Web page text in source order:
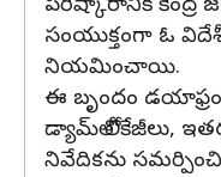
పరిష్కారానికి కేంద్ర
సంయుక్తంగా ఓ
నియమించాయి.
ఈ బృందం
డ్యామ్‌లో లీకేజీలు,
నివేదికను